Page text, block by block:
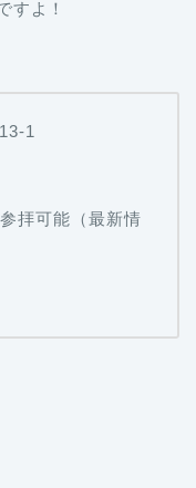
すよ！
1
拝可能（最新情